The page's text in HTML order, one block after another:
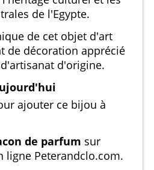
de l'Egypte.
de cet objet d'art
de décoration apprécié
d'origine.
ajouter ce bijou à
de parfum sur
ligne Peterandclo.com.